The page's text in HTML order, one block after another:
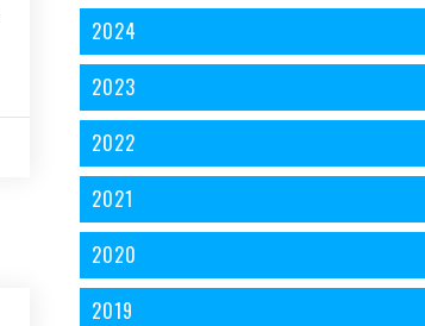
2024
2023
2022
2021
2020
2019